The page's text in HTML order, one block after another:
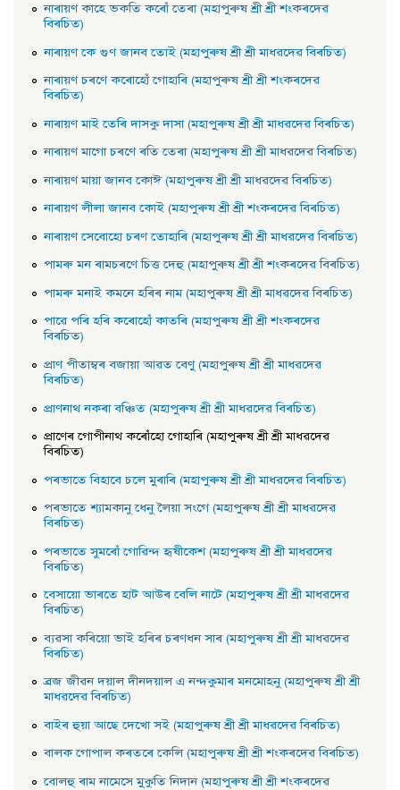
নাৰায়ণ কাহে ভকতি কৰোঁ তেৰা (মহাপুৰুষ শ্ৰী শ্ৰী শংকৰদেৱ
বিৰচিত)
নাৰায়ণ কে গুণ জানব তােই (মহাপুৰুষ শ্ৰী শ্ৰী মাধৱদেৱ বিৰচিত)
নাৰায়ণ চৰণে কৰোহোঁ গােহাৰি (মহাপুৰুষ শ্ৰী শ্ৰী শংকৰদেৱ
বিৰচিত)
নাৰায়ণ মাই তেৰি দাসকু দাসা (মহাপুৰুষ শ্ৰী শ্ৰী মাধৱদেৱ বিৰচিত)
নাৰায়ণ মাগো চৰণে ৰতি তেৰা (মহাপুৰুষ শ্ৰী শ্ৰী মাধৱদেৱ বিৰচিত)
নাৰায়ণ মায়া জানব কোঈ (মহাপুৰুষ শ্ৰী শ্ৰী মাধৱদেৱ বিৰচিত)
নাৰায়ণ লীলা জানব কোই (মহাপুৰুষ শ্ৰী শ্ৰী শংকৰদেৱ বিৰচিত)
নাৰায়ণ সেবােহাে চৰণ তােহাৰি (মহাপুৰুষ শ্ৰী শ্ৰী মাধৱদেৱ বিৰচিত)
পামৰু মন ৰামচৰণে চিত্ত দেহু (মহাপুৰুষ শ্ৰী শ্ৰী শংকৰদেৱ বিৰচিত)
পামৰু মনাই কমনে হৰিৰ নাম (মহাপুৰুষ শ্ৰী শ্ৰী মাধৱদেৱ বিৰচিত)
পাৱে পৰি হৰি কৰোহোঁ কাতৰি (মহাপুৰুষ শ্ৰী শ্ৰী শংকৰদেৱ
বিৰচিত)
প্রাণ পীতাম্বৰ বজায়া আৱত বেণু (মহাপুৰুষ শ্ৰী শ্ৰী মাধৱদেৱ
বিৰচিত)
প্রাণনাথ নকৰা বঞ্চিত (মহাপুৰুষ শ্ৰী শ্ৰী মাধৱদেৱ বিৰচিত)
প্রাণেৰ গােপীনাথ কৰোঁহাে গােহাৰি (মহাপুৰুষ শ্ৰী শ্ৰী মাধৱদেৱ
বিৰচিত)
পৰভাতে বিহাবে চলে মুৰাৰি (মহাপুৰুষ শ্ৰী শ্ৰী মাধৱদেৱ বিৰচিত)
পৰভাতে শ্যামকানু ধেনু লৈয়া সংগে (মহাপুৰুষ শ্ৰী শ্ৰী মাধৱদেৱ
বিৰচিত)
পৰভাতে সুমৰোঁ গােৱিন্দ হৃষীকেশ (মহাপুৰুষ শ্ৰী শ্ৰী মাধৱদেৱ
বিৰচিত)
বেসায়াে ভাৰতে হাট আউৰ বেলি নাটে (মহাপুৰুষ শ্ৰী শ্ৰী মাধৱদেৱ
বিৰচিত)
ব্যৱসা কৰিয়াে ভাই হৰিৰ চৰণধন সাৰ (মহাপুৰুষ শ্ৰী শ্ৰী মাধৱদেৱ
বিৰচিত)
ব্রজ জীৱন দয়াল দীনদয়াল এ নন্দকুমাৰ মনমােহনু (মহাপুৰুষ শ্ৰী শ্ৰী
মাধৱদেৱ বিৰচিত)
বাইৰ হুয়া আছে দেখাে সই (মহাপুৰুষ শ্ৰী শ্ৰী মাধৱদেৱ বিৰচিত)
বালক গােপাল কৰতৰে কেলি (মহাপুৰুষ শ্ৰী শ্ৰী শংকৰদেৱ বিৰচিত)
বােলহু ৰাম নামেসে মুকুতি নিদান (মহাপুৰুষ শ্ৰী শ্ৰী শংকৰদেৱ